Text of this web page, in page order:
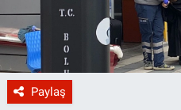
Paylaş